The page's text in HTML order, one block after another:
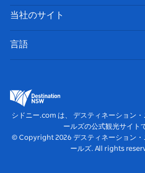
ク
ム
クッキーに関する通知
やるべきこと
イベント
宿泊施設
旅行情報
アクセシブルシドニー
ビジネスを登録する
当社のサイト
デスティネーション・ニュー・サウ
ィアセンター
ビビッド・シドニー
言語
シドニー.com は、 デスティネーション
ールズの公式観光サイト
© Copyright 2026 デスティネーション
ールズ. All rights